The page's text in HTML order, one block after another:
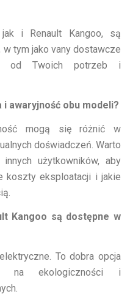
i Renault Kangoo, są
w tym jako vany dostawcze
od Twoich potrzeb i
awaryjność obu modeli?
mogą się różnić w
doświadczeń. Warto
użytkowników, aby
koszty eksploatacji i jakie
Kangoo są dostępne w
To dobra opcja
na ekologiczności i